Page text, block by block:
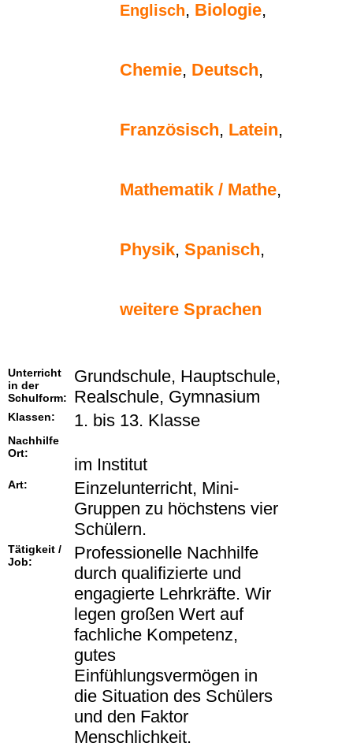
Englisch, Biologie,
Chemie, Deutsch,
Französisch, Latein,
Mathematik / Mathe,
Physik, Spanisch,
weitere Sprachen
Unterricht
in der
Schulform:
Grundschule, Hauptschule,
Realschule, Gymnasium
Klassen: 1. bis 13. Klasse
Nachhilfe
Ort:
im Institut
Art:
Einzelunterricht, Mini-
Gruppen zu höchstens vier
Schülern.
Tätigkeit /
Job:
Professionelle Nachhilfe
durch qualifizierte und
engagierte Lehrkräfte. Wir
legen großen Wert auf
fachliche Kompetenz,
gutes
Einfühlungsvermögen in
die Situation des Schülers
und den Faktor
Menschlichkeit.